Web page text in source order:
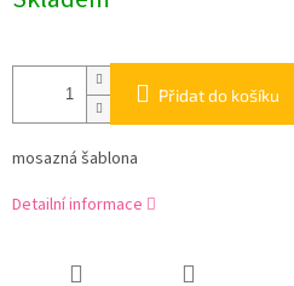
Přidat do košíku
mosazná šablona
Detailní informace